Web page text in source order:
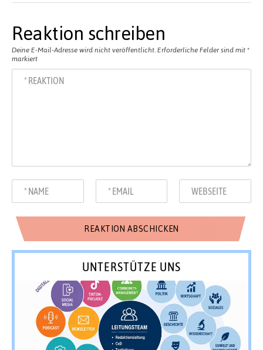
Reaktion schreiben
Deine E-Mail-Adresse wird nicht veröffentlicht. Erforderliche Felder sind mit *
markiert
UNTERSTÜTZE UNS